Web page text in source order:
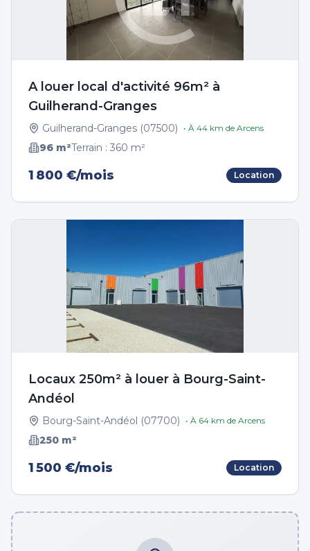
A louer local d'activité 96m² à
Guilherand-Granges
Guilherand-Granges (07500) • À 44 km de Arcens
96 m²Terrain : 360 m²
1 800 €/mois Location
Locaux 250m² à louer à Bourg-Saint-
Andéol
Bourg-Saint-Andéol (07700) • À 64 km de Arcens
250 m²
1 500 €/mois Location